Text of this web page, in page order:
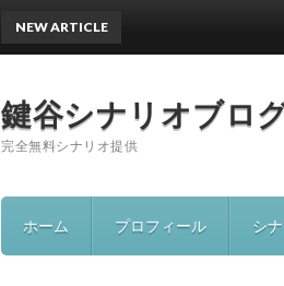
鍵谷シナリオブロ
完全無料シナリオ提供
ホーム プロフィール シ
NEW ARTICLE